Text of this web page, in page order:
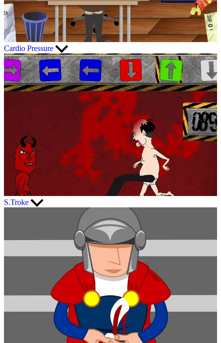
Cardio Pressure
S.Troke